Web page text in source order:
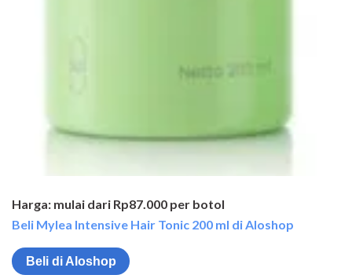
Harga: mulai dari Rp87.000 per botol
Beli Mylea Intensive Hair Tonic 200 ml di Aloshop
Beli di Aloshop